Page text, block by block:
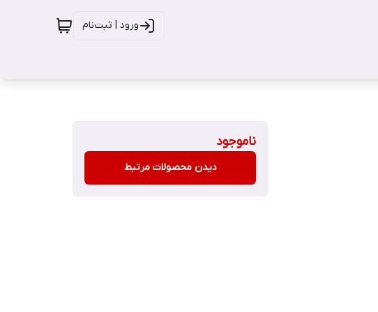
ورود | ثبت‌نام
ناموجود
دیدن محصولات مرتبط